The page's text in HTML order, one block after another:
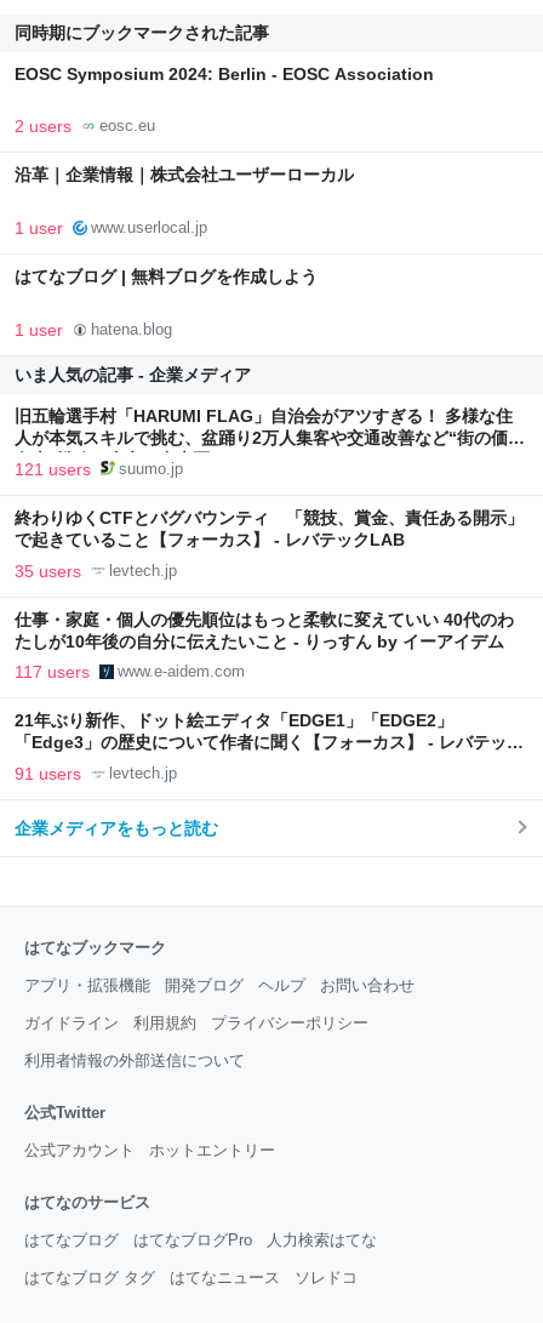
同時期にブックマークされた記事
EOSC Symposium 2024: Berlin - EOSC Association
2 users eosc.eu
沿革｜企業情報｜株式会社ユーザーローカル
1 user www.userlocal.jp
はてなブログ | 無料ブログを作成しよう
1 user hatena.blog
いま人気の記事 - 企業メディア
旧五輪選手村「HARUMI FLAG」自治会がアツすぎる！ 多様な住
人が本気スキルで挑む、盆踊り2万人集客や交通改善など“街の価値
向上”戦略 東京・中央区
121 users suumo.jp
終わりゆくCTFとバグバウンティ 「競技、賞金、責任ある開示」
で起きていること【フォーカス】 - レバテックLAB
35 users levtech.jp
仕事・家庭・個人の優先順位はもっと柔軟に変えていい 40代のわ
たしが10年後の自分に伝えたいこと - りっすん by イーアイデム
117 users www.e-aidem.com
21年ぶり新作、ドット絵エディタ「EDGE1」「EDGE2」
「Edge3」の歴史について作者に聞く【フォーカス】 - レバテック
LAB
91 users levtech.jp
企業メディアをもっと読む
はてなブックマーク
アプリ・拡張機能 開発ブログ ヘルプ お問い合わせ
ガイドライン 利用規約 プライバシーポリシー
利用者情報の外部送信について
公式Twitter
公式アカウント ホットエントリー
はてなのサービス
はてなブログ はてなブログPro 人力検索はてな
はてなブログ タグ はてなニュース ソレドコ